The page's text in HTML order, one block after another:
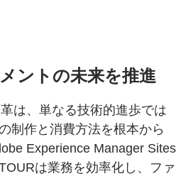
ントの未来を推進
は、単なる技術的進歩では
制作と消費方法を根本から
Experience Manager Sites
は業務を効率化し、ファ